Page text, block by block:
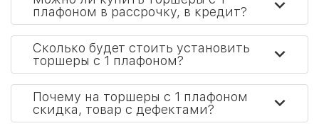
плафоном в рассрочку, в кредит?
Сколько будет стоить установить
торшеры с 1 плафоном?
Почему на торшеры с 1 плафоном
скидка, товар с дефектами?